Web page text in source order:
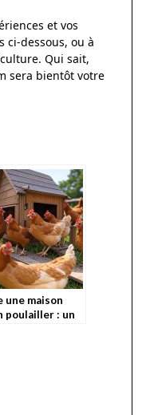
et vos
ci-dessous, ou à
Qui sait,
sera bientôt votre
une maison
poulailler : un